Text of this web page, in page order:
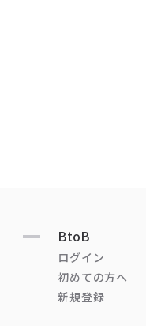
BtoB
ログイン
初めての方へ
新規登録